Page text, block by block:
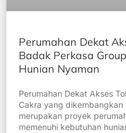
Perumahan Dekat
Badak Perkasa
Hunian Nyaman
Perumahan Dekat Akses
Cakra yang dikembangkan
merupakan proyek
memenuhi kebutuhan